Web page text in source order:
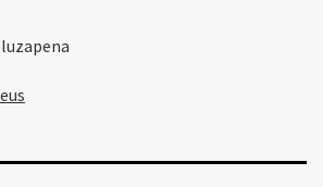
luzapena